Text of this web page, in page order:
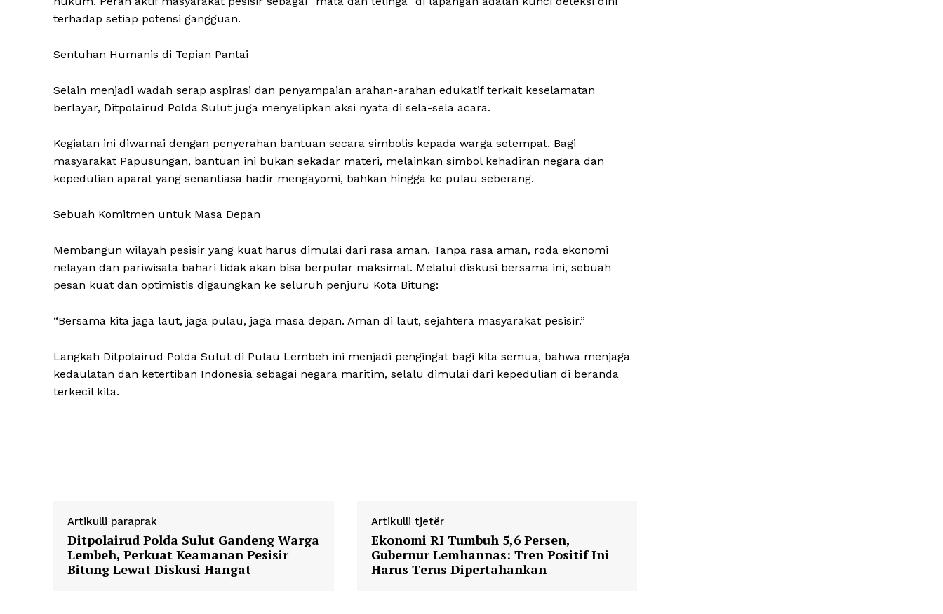
About
terhadap setiap potensi gangguan.
Sentuhan Humanis di Tepian Pantai
Selain menjadi wadah serap aspirasi dan penyampaian arahan-arahan edukatif terkait keselamatan
berlayar, Ditpolairud Polda Sulut juga menyelipkan aksi nyata di sela-sela acara.
Kegiatan ini diwarnai dengan penyerahan bantuan secara simbolis kepada warga setempat. Bagi
masyarakat Papusungan, bantuan ini bukan sekadar materi, melainkan simbol kehadiran negara dan
kepedulian aparat yang senantiasa hadir mengayomi, bahkan hingga ke pulau seberang.
Sebuah Komitmen untuk Masa Depan
Membangun wilayah pesisir yang kuat harus dimulai dari rasa aman. Tanpa rasa aman, roda ekonomi
nelayan dan pariwisata bahari tidak akan bisa berputar maksimal. Melalui diskusi bersama ini, sebuah
pesan kuat dan optimistis digaungkan ke seluruh penjuru Kota Bitung:
“Bersama kita jaga laut, jaga pulau, jaga masa depan. Aman di laut, sejahtera masyarakat pesisir.”
Langkah Ditpolairud Polda Sulut di Pulau Lembeh ini menjadi pengingat bagi kita semua, bahwa menjaga
kedaulatan dan ketertiban Indonesia sebagai negara maritim, selalu dimulai dari kepedulian di beranda
terkecil kita.
Artikulli paraprak
Ditpolairud Polda Sulut Gandeng Warga
Lembeh, Perkuat Keamanan Pesisir
Bitung Lewat Diskusi Hangat
Artikulli tjetër
Ekonomi RI Tumbuh 5,6 Persen,
Gubernur Lemhannas: Tren Positif Ini
Harus Terus Dipertahankan